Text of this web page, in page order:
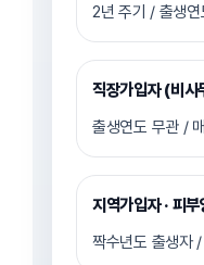
2년 주기 / 출생
직장가입자 (비사
출생연도 무관 /
지역가입자 · 피
짝수년도 출생자